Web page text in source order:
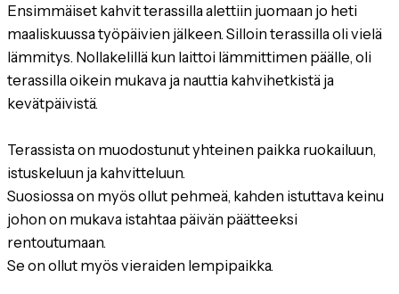
Ensimmäiset kahvit terassilla alettiin juomaan jo heti
maaliskuussa työpäivien jälkeen. Silloin terassilla oli vielä
lämmitys. Nollakelillä kun laittoi lämmittimen päälle, oli
terassilla oikein mukava ja nauttia kahvihetkistä ja
kevätpäivistä.
Terassista on muodostunut yhteinen paikka ruokailuun,
istuskeluun ja kahvitteluun.
Suosiossa on myös ollut pehmeä, kahden istuttava keinu
johon on mukava istahtaa päivän päätteeksi
rentoutumaan.
Se on ollut myös vieraiden lempipaikka.